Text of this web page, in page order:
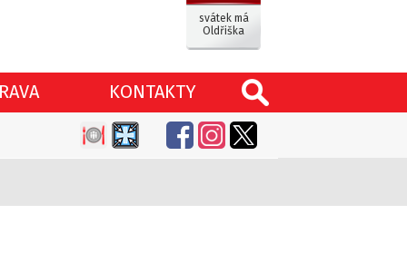
svátek má
Oldřiška
KONTAKTY